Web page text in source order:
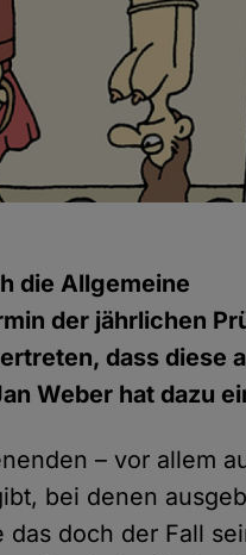
die Allgemeine
der jährlichen
dass diese
Weber hat dazu
– vor allem
bei denen
doch der Fall